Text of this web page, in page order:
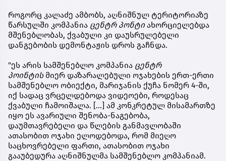
როგორც კალაძე ამბობს, აღნიშნულ ტერიტორიაზე
წარსულში კომპანია ცენტრ პონტი ახორციელებდა
მშენებლობას, ქვაბული კი დაუსრულებელი
დანგებობის დემონტაჟის დროს გაჩნდა.
"ეს არის სამშენებლო კომპანია ცენტრ
პოინტის მიერ დაზარალებული ოჯახების ერთ-ერთი
სამშენებლო ობიექტი, მარიჯანის ქუჩა ნომერ 4-ში,
იქ სადაც ვრცელდებოდა ვიდეოები, როდესაც
ქვაბული ჩამოიშალა. [...] ამ კონკრეტულ მისამართზე
იყო ეს ავარიული შენობა-ნაგებობა,
დაუმთავრებელი და წლების განმავლობაში
ათასობით ოჯახი ელოდებოდა, რომ მიეღო
საცხოვრებელი ფართი, ათასობით ოჯახი
გააუბედურა აღნიშნულმა სამშენებლო კომპანიამ.